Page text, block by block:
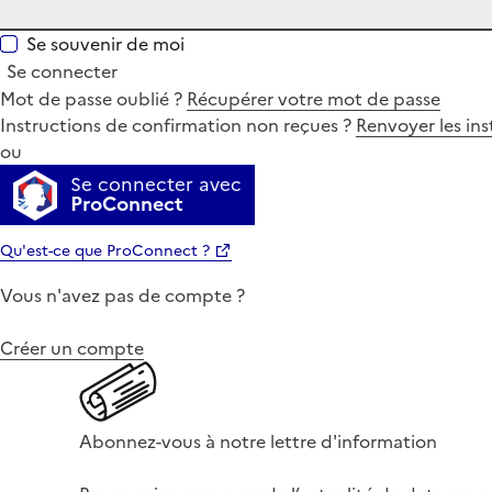
Se souvenir de moi
Se connecter
Mot de passe oublié ? Récupérer votre mot de passe
Instructions de confirmation non reçues ? Renvoyer les
ou
Se connecter avec
ProConnect
Qu'est-ce que ProConnect ?
Vous n'avez pas de compte ?
Créer un compte
Abonnez-vous à notre lettre d'information